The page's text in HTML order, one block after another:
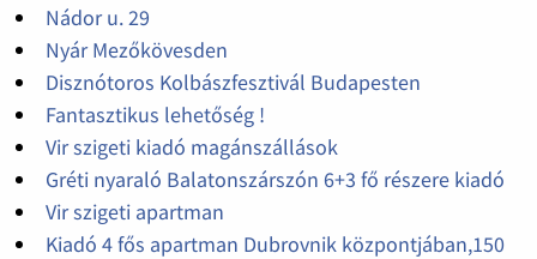
Nádor u. 29
Nyár Mezőkövesden
Disznótoros Kolbászfesztivál Budapesten
Fantasztikus lehetőség !
Vir szigeti kiadó magánszállások
Gréti nyaraló Balatonszárszón 6+3 fő részere kiadó
Vir szigeti apartman
Kiadó 4 fős apartman Dubrovnik központjában,150